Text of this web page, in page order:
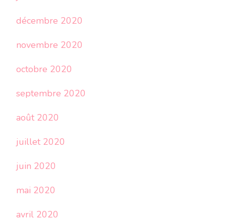
décembre 2020
novembre 2020
octobre 2020
septembre 2020
août 2020
juillet 2020
juin 2020
mai 2020
avril 2020